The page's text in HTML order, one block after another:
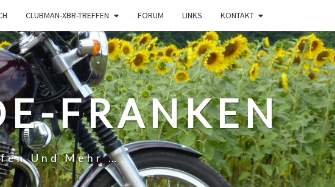
CLUBMAN-XBR-TREFFEN FORUM LINKS KONTAKT
FRANKEN
Und Mehr …